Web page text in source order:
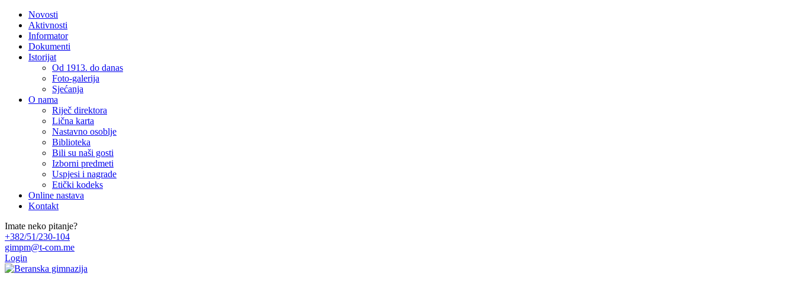
Novosti
Aktivnosti
Informator
Dokumenti
Istorijat
Od 1913. do danas
Foto-galerija
Sjećanja
O nama
Riječ direktora
Lična karta
Nastavno osoblje
Biblioteka
Bili su naši gosti
Izborni predmeti
Uspjesi i nagrade
Etički kodeks
Online nastava
Kontakt
Imate neko pitanje?
+382/51/230-104
gimpm@t-com.me
Login